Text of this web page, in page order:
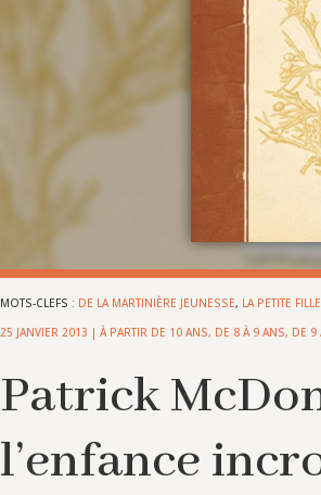
MOTS-CLEFS : DE LA MARTINIÈRE JEUNESSE, LA PETITE
25 JANVIER 2013 |À PARTIR DE 10 ANS, DE 8 À 9 ANS, DE 9
Patrick
l’enfance